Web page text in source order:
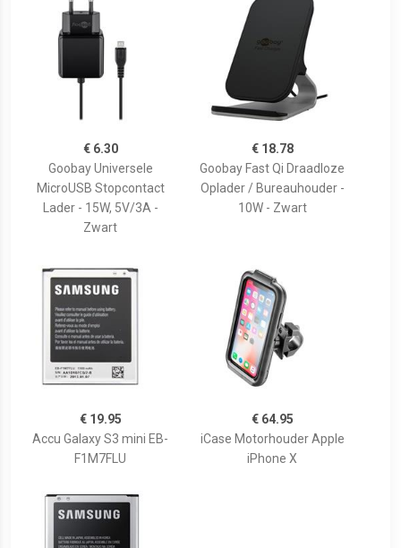
€ 6.30
Goobay Universele
MicroUSB Stopcontact
Lader - 15W, 5V/3A -
Zwart
€ 18.78
Goobay Fast Qi Draadloze
Oplader / Bureauhouder -
10W - Zwart
€ 19.95
Accu Galaxy S3 mini EB-
F1M7FLU
€ 64.95
iCase Motorhouder Apple
iPhone X